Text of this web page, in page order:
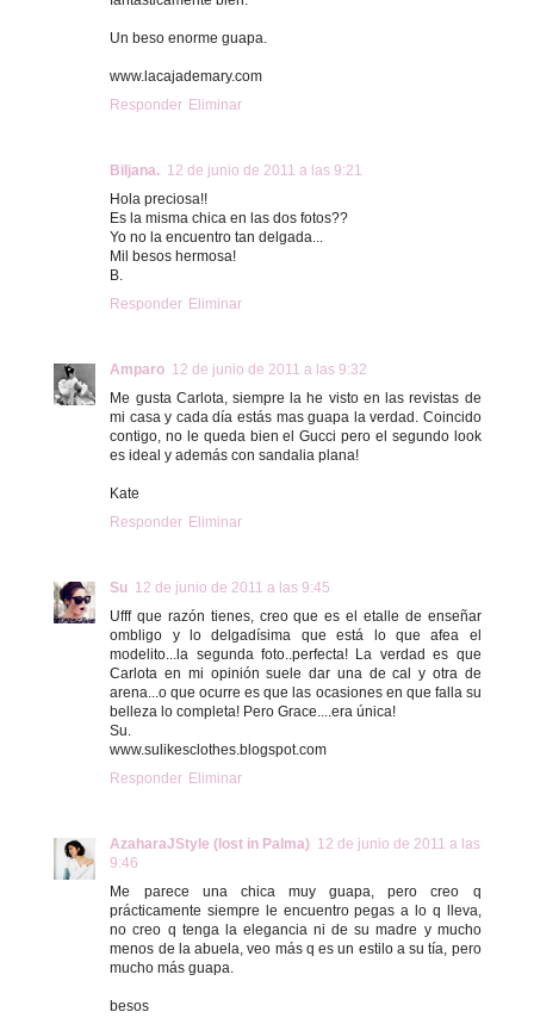
Un beso enorme guapa.
www.lacajademary.com
Responder Eliminar
Biljana. 12 de junio de 2011 a las 9:21
Hola preciosa!!
Es la misma chica en las dos fotos??
Yo no la encuentro tan delgada...
Mil besos hermosa!
B.
Responder Eliminar
Amparo 12 de junio de 2011 a las 9:32
Me gusta Carlota, siempre la he visto en las revistas de
mi casa y cada día estás mas guapa la verdad. Coincido
contigo, no le queda bien el Gucci pero el segundo look
es ideal y además con sandalia plana!
Kate
Responder Eliminar
Su 12 de junio de 2011 a las 9:45
Ufff que razón tienes, creo que es el etalle de enseñar
ombligo y lo delgadísima que está lo que afea el
modelito...la segunda foto..perfecta! La verdad es que
Carlota en mi opinión suele dar una de cal y otra de
arena...o que ocurre es que las ocasiones en que falla su
belleza lo completa! Pero Grace....era única!
Su.
www.sulikesclothes.blogspot.com
Responder Eliminar
AzaharaJStyle (lost in Palma) 12 de junio de 2011 a las
9:46
Me parece una chica muy guapa, pero creo q
prácticamente siempre le encuentro pegas a lo q lleva,
no creo q tenga la elegancia ni de su madre y mucho
menos de la abuela, veo más q es un estilo a su tía, pero
mucho más guapa.
besos